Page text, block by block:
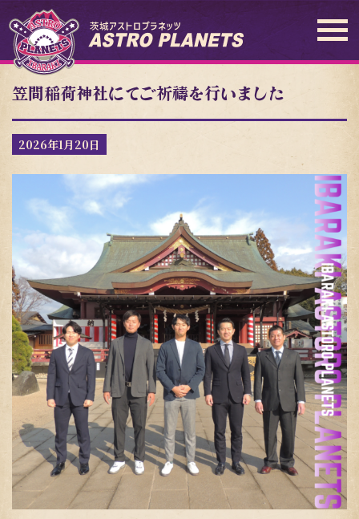
笠間稲荷神社にてご祈祷を行いました
2026年1月20日